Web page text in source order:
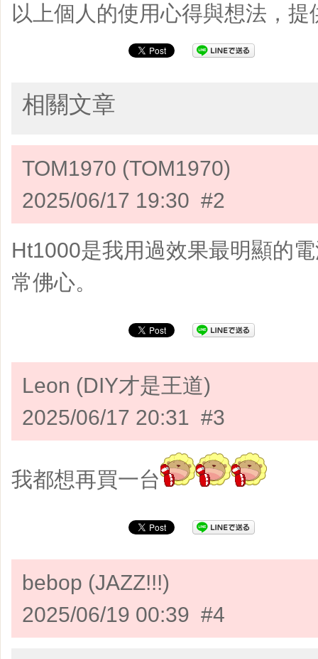
以上個人的使用心得與想法，提
相關文章
TOM1970 (TOM1970)
2025/06/17 19:30 #2
Ht1000是我用過效果最明顯的
常佛心。
Leon (DIY才是王道)
2025/06/17 20:31 #3
我都想再買一台
bebop (JAZZ!!!)
2025/06/19 00:39 #4